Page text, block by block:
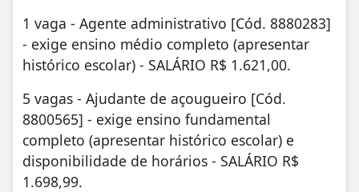
1 vaga - Agente administrativo [Cód. 8880283]
- exige ensino médio completo (apresentar
histórico escolar) - SALÁRIO R$ 1.621,00.
5 vagas - Ajudante de açougueiro [Cód.
8800565] - exige ensino fundamental
completo (apresentar histórico escolar) e
disponibilidade de horários - SALÁRIO R$
1.698,99.